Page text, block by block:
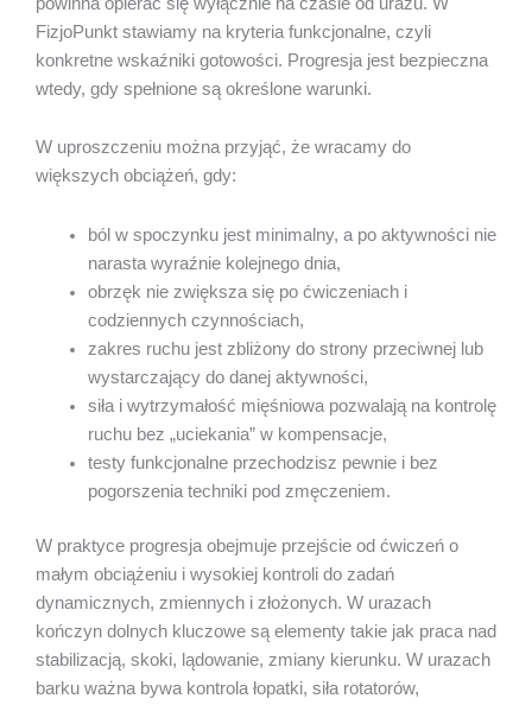
FizjoPunkt stawiamy na kryteria funkcjonalne, czyli
konkretne wskaźniki gotowości. Progresja jest bezpieczna
wtedy, gdy spełnione są określone warunki.
W uproszczeniu można przyjąć, że wracamy do
większych obciążeń, gdy:
ból w spoczynku jest minimalny, a po aktywności nie
narasta wyraźnie kolejnego dnia,
obrzęk nie zwiększa się po ćwiczeniach i
codziennych czynnościach,
zakres ruchu jest zbliżony do strony przeciwnej lub
wystarczający do danej aktywności,
siła i wytrzymałość mięśniowa pozwalają na kontrolę
ruchu bez „uciekania” w kompensacje,
testy funkcjonalne przechodzisz pewnie i bez
pogorszenia techniki pod zmęczeniem.
W praktyce progresja obejmuje przejście od ćwiczeń o
małym obciążeniu i wysokiej kontroli do zadań
dynamicznych, zmiennych i złożonych. W urazach
kończyn dolnych kluczowe są elementy takie jak praca nad
stabilizacją, skoki, lądowanie, zmiany kierunku. W urazach
barku ważna bywa kontrola łopatki, siła rotatorów,